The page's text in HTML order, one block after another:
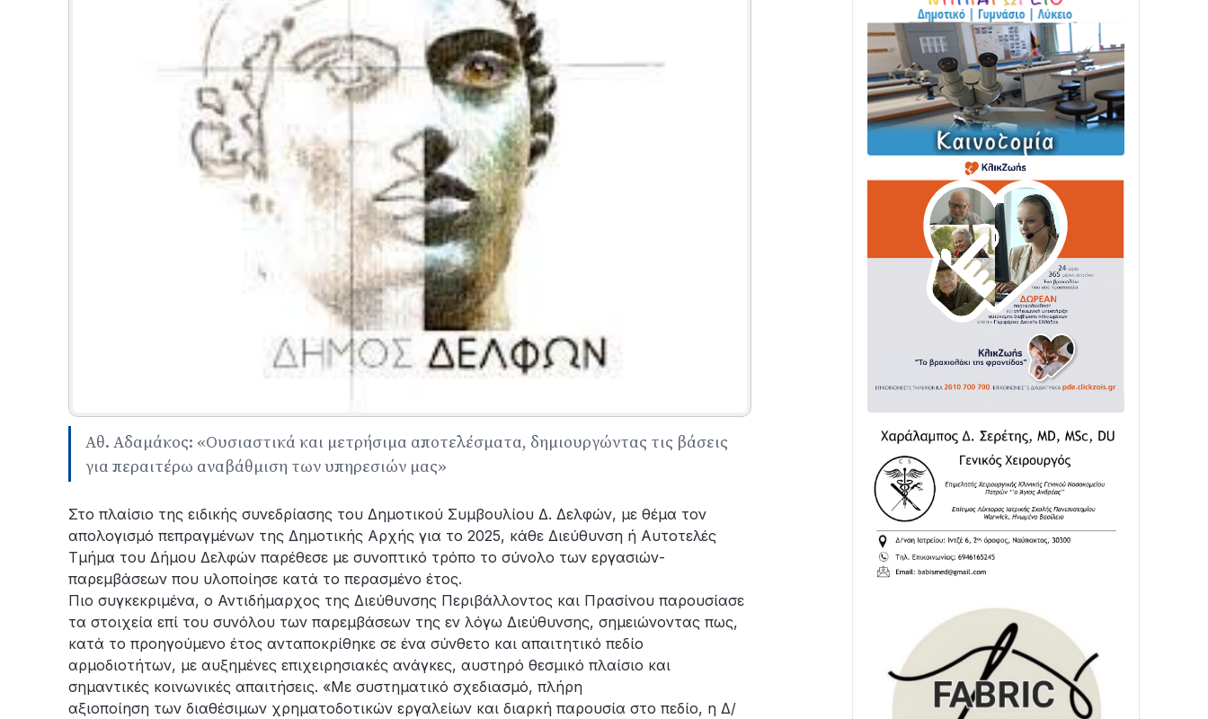
Αθ. Αδαμάκος: «Ουσιαστικά και μετρήσιμα αποτελέσματα, δημιουργώντας τις βάσεις
για περαιτέρω αναβάθμιση των υπηρεσιών μας»
Στο πλαίσιο της ειδικής συνεδρίασης του Δημοτικού Συμβουλίου Δ. Δελφών, με θέμα τον
απολογισμό πεπραγμένων της Δημοτικής Αρχής για το 2025, κάθε Διεύθυνση ή Αυτοτελές
Τμήμα του Δήμου Δελφών παρέθεσε με συνοπτικό τρόπο το σύνολο των εργασιών-
παρεμβάσεων που υλοποίησε κατά το περασμένο έτος.
Πιο συγκεκριμένα, ο Αντιδήμαρχος της Διεύθυνσης Περιβάλλοντος και Πρασίνου παρουσίασε
τα στοιχεία επί του συνόλου των παρεμβάσεων της εν λόγω Διεύθυνσης, σημειώνοντας πως,
κατά το προηγούμενο έτος ανταποκρίθηκε σε ένα σύνθετο και απαιτητικό πεδίο
αρμοδιοτήτων, με αυξημένες επιχειρησιακές ανάγκες, αυστηρό θεσμικό πλαίσιο και
σημαντικές κοινωνικές απαιτήσεις. «Με συστηματικό σχεδιασμό, πλήρη
αξιοποίηση των διαθέσιμων χρηματοδοτικών εργαλείων και διαρκή παρουσία στο πεδίο, η Δ/